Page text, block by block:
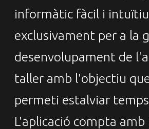
informàtic fàcil i
exclusivament per a la
desenvolupament de
taller amb l'objectiu
permeti estalviar
L'aplicació compta amb